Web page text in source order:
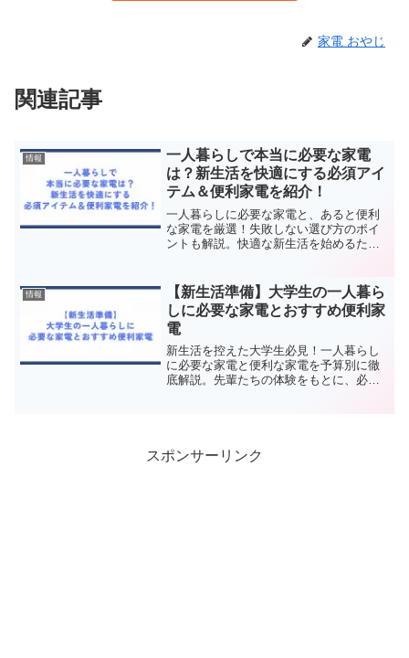
家電 おやじ
関連記事
情報
一人暮らしで本当に必要な家電
は？新生活を快適にする必須アイ
テム＆便利家電を紹介！
一人暮らしに必要な家電と、あると便利
な家電を厳選！失敗しない選び方のポイ
ントも解説。快適な新生活を始めるため
情報
【新生活準備】大学生の一人暮ら
しに必要な家電とおすすめ便利家
電
新生活を控えた大学生必見！一人暮らし
に必要な家電と便利な家電を予算別に徹
底解説。先輩たちの体験をもとに、必須
スポンサーリンク